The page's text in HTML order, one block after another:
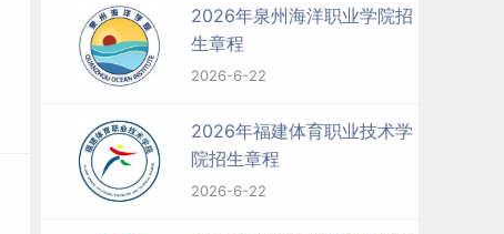
2026年泉州海洋职业学院招
生章程
2026-6-22
2026年福建体育职业技术学
院招生章程
2026-6-22